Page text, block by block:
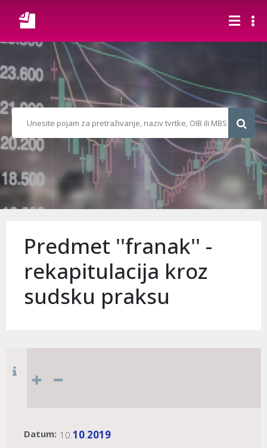
Predmet ''franak'' -
rekapitulacija kroz
sudsku praksu
Datum: 10.10.2019